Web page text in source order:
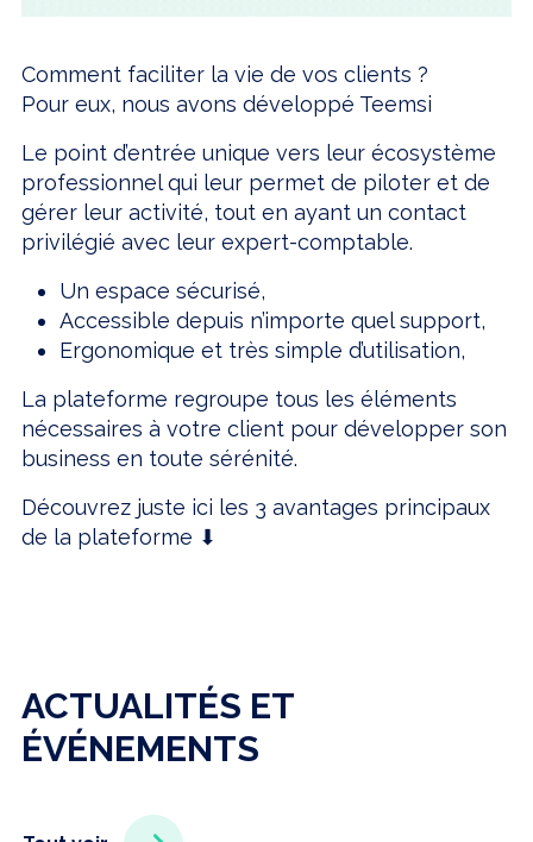
Comment faciliter la vie de vos clients ?
Pour eux, nous avons développé Teemsi
Le point d’entrée unique vers leur écosystème
professionnel qui leur permet de piloter et de
gérer leur activité, tout en ayant un contact
privilégié avec leur expert-comptable.
Un espace sécurisé,
Accessible depuis n’importe quel support,
Ergonomique et très simple d’utilisation,
La plateforme regroupe tous les éléments
nécessaires à votre client pour développer son
business en toute sérénité.
Découvrez juste ici les 3 avantages principaux
de la plateforme ⬇
ACTUALITÉS ET
ÉVÉNEMENTS